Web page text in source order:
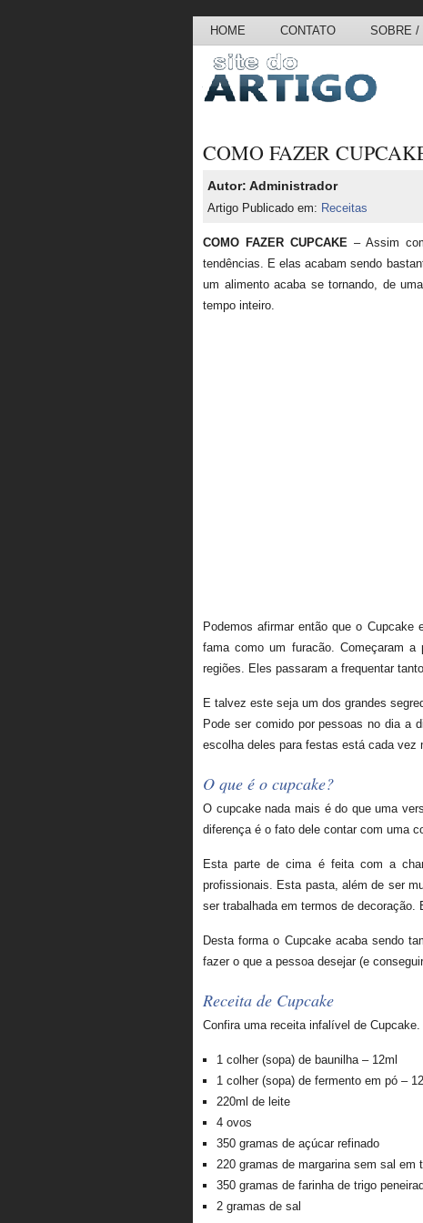
HOME CONTATO SOBRE /
COMO FAZER
Autor: Administrador
Artigo Publicado em: Receitas
COMO FAZER CUPCAKE– Assim
tendências. E elas acabam sendo
um alimento acaba se tornando, de
tempo inteiro.
Podemos afirmar então que o
fama como um furacão. Começaram a
regiões. Eles passaram a frequentar
E talvez este seja um dos grandes
Pode ser comido por pessoas no dia a
escolha deles para festas está cada vez
O que é o cupcake?
O cupcake nada mais é do que uma
diferença é o fato dele contar com uma
Esta parte de cima é feita com a
profissionais. Esta pasta, além de ser
ser trabalhada em termos de
Desta forma o Cupcake acaba sendo
fazer o que a pessoa desejar (e
Receita de Cupcake
Confira uma receita infalível de
1 colher (sopa) de baunilha – 12ml
1 colher (sopa) de fermento em pó –
220ml de leite
4 ovos
350 gramas de açúcar refinado
220 gramas de margarina sem sal em
350 gramas de farinha de trigo
2 gramas de sal